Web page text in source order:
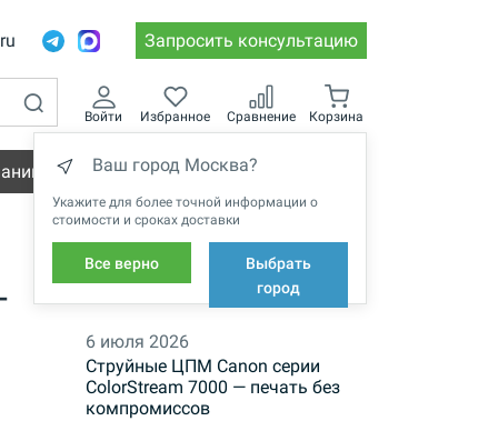
Запросить консультацию
Войти Избранное Сравнение Корзина
Ваш город Москва?
Укажите для более точной информации о
стоимости и сроках доставки
Все верно
Выбрать
город
Вакансии
НОВОСТИ
6 июля 2026
Струйные ЦПМ Canon серии
ColorStream 7000 — печать без
компромиссов